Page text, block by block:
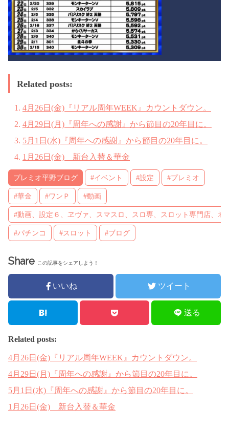
Related posts:
4月26日(金)『リアル周年WEEK』カウントダウン。
4月29日(月)『周年への感謝』から節目の20年目に。
5月1日(水)『周年への感謝』から節目の20年目に。
1月26日(金) 新台入替＆華金
プレミオ平野ブログ #イベント #設定 #プレミオ
#華金 #ワンＰ #動画
#動画、設定６、ヱヴァ、スマスロ、スロ専、スロット専門店、地
#パチンコ #スロット #ブログ
Share この記事をシェアしよう！
いいね ツイート
送る
Related posts:
4月26日(金)『リアル周年WEEK』カウントダウン。
4月29日(月)『周年への感謝』から節目の20年目に。
5月1日(水)『周年への感謝』から節目の20年目に。
1月26日(金) 新台入替＆華金